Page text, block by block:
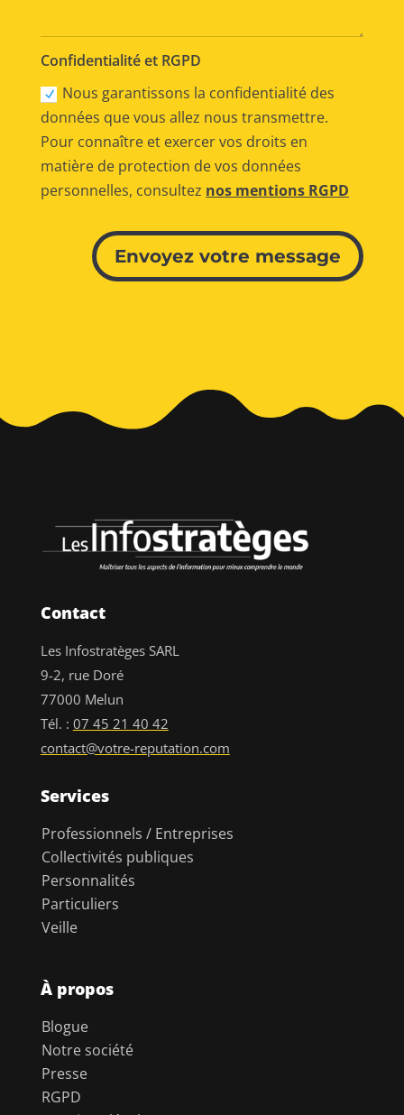
Confidentialité et RGPD
Nous garantissons la confidentialité des
données que vous allez nous transmettre.
Pour connaître et exercer vos droits en
matière de protection de vos données
personnelles, consultez nos mentions RGPD
Envoyez votre message
Contact
Les Infostratèges SARL
9-2, rue Doré
77000 Melun
Tél. : 07 45 21 40 42
contact@votre-reputation.com
Services
Professionnels / Entreprises
Collectivités publiques
Personnalités
Particuliers
Veille
À propos
Blogue
Notre société
Presse
RGPD